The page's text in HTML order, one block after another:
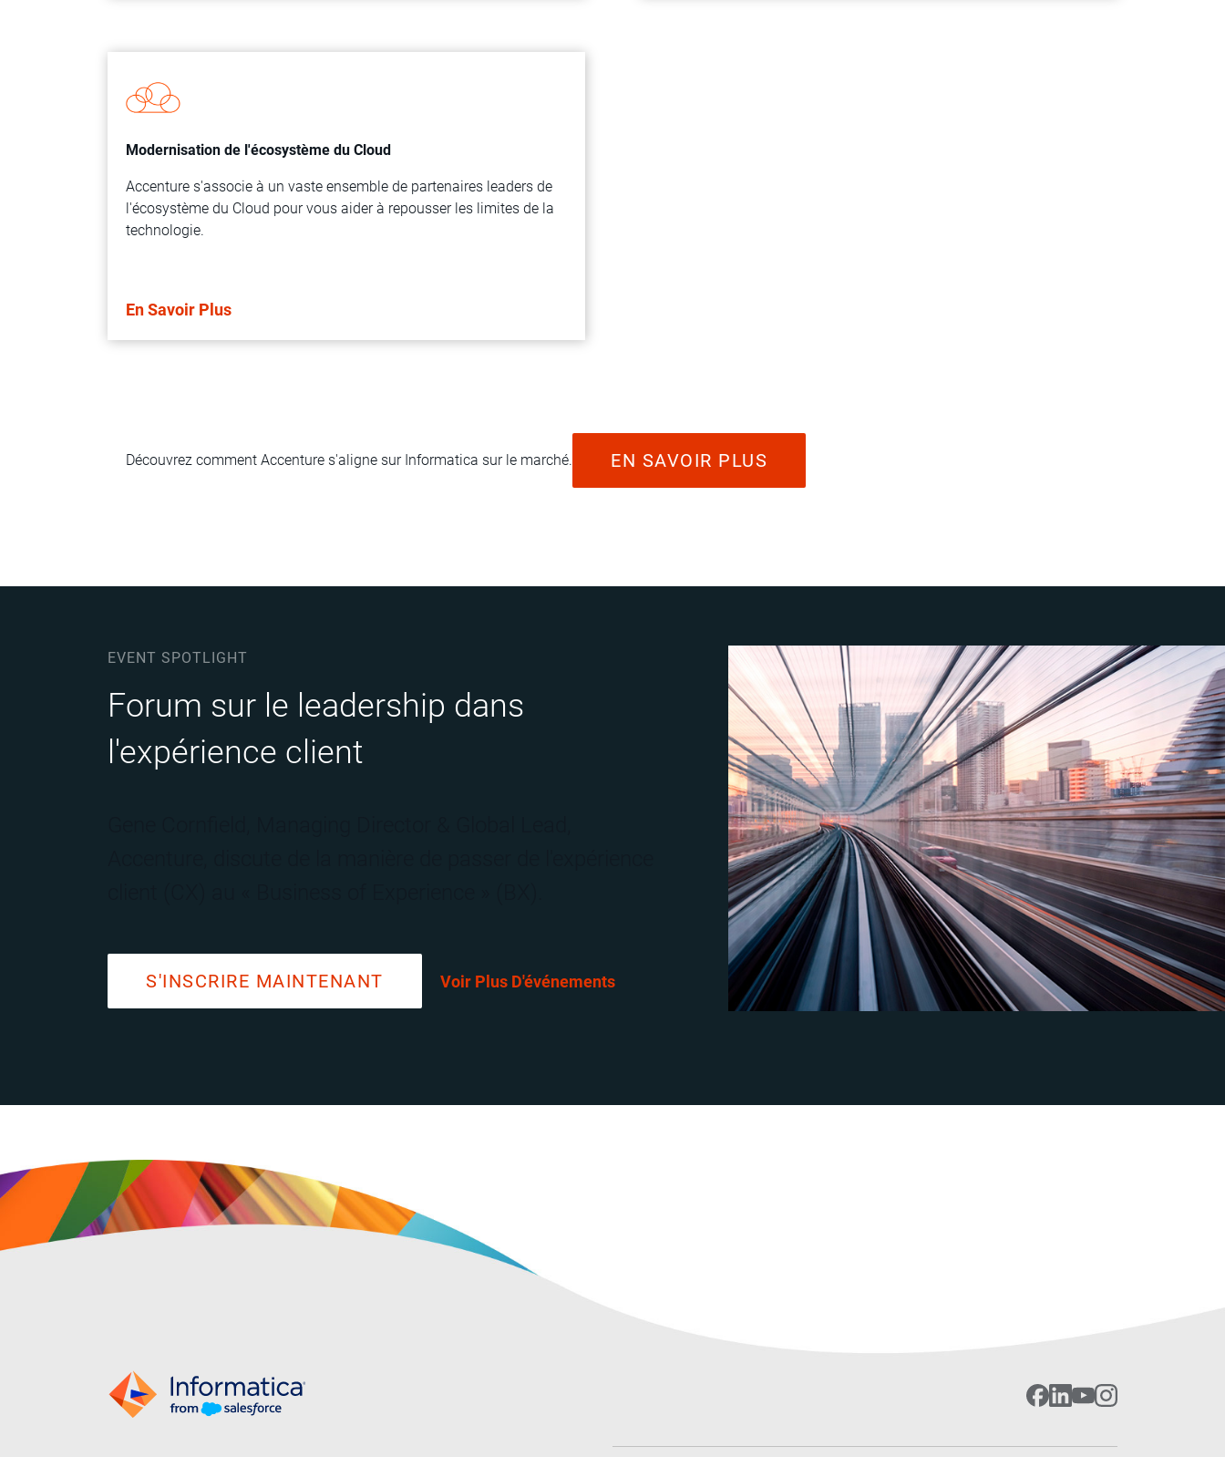
Modernisation de l'écosystème du Cloud
Accenture s'associe à un vaste ensemble de partenaires leaders de
l'écosystème du Cloud pour vous aider à repousser les limites de la
technologie.
En Savoir Plus
Découvrez comment Accenture s'aligne sur Informatica sur le marché. EN SAVOIR PLUS
EVENT SPOTLIGHT
Forum sur le leadership dans
l'expérience client
S'INSCRIRE MAINTENANT Voir Plus D'événements